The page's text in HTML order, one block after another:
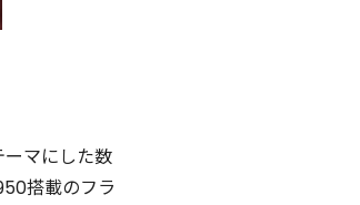
マにした数
搭載のフラ